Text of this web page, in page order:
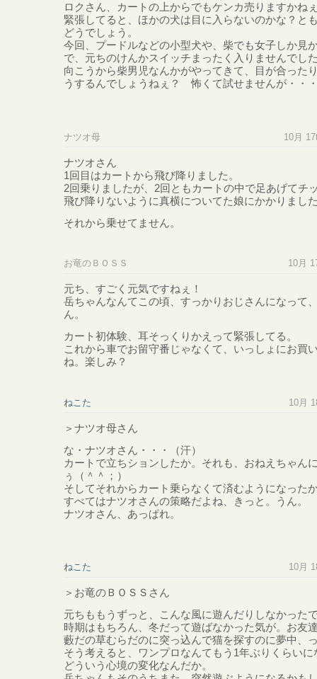
ロクさん、カートの上からでもケンカ売りますかね
緊張してると、ほかの犬は目に入らないのかな？と
どうでしょう。
今回、プードルなどの小型犬や、柴でも女子しか見
で、元ちのけんかスイッチまったく入りませんでし
向こうから柴男児なんかがやってきて、目が合った
うするんでしょうねぇ？ 怖くて試せませんが・・
ナツオ母 10月
ナツオさん
1回目はカートから飛び降りました。
2回乗りましたが、2回ともカートの中で足あげてチ
飛び降りないように真横についてた娘にかかりまし
それから乗せてません。
お竜のＢＯＳＳ 10月
元ち、すごく元気ですねぇ！
岳ちゃんなんてこの頃、すっかりおじさんになって
ん。
カート初体験、耳そっくりかえって緊張してる。
これから車でお留守番じゃなくて、いっしょにお買
ね。楽しみ？
ねこた 10月
＞ナツオ母さん
な・ナツオさん・・・（汗）
カートで立ちションしたか。それも、おねえちゃん
ぅ（＾＾；）
そしてそれからカート乗らなくて済むようになった
すべてはナツオさんの策略だよね、きっと。うん。
ナツオさん、あっぱれ。
ねこた 10月
＞お竜のＢＯＳＳさん
元ちももうずっと、こんな風に遊んだりしなかった
時期はもちろん、冬だって遊ばなかった気が。お友
藪だの草むらだのに突っ込んで猫を探すのに夢中、
そう考えると、ワンプロなんてもう1年ぶりくらい
どういう心境の変化なんだか。